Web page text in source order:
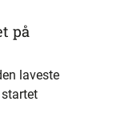
på
laveste